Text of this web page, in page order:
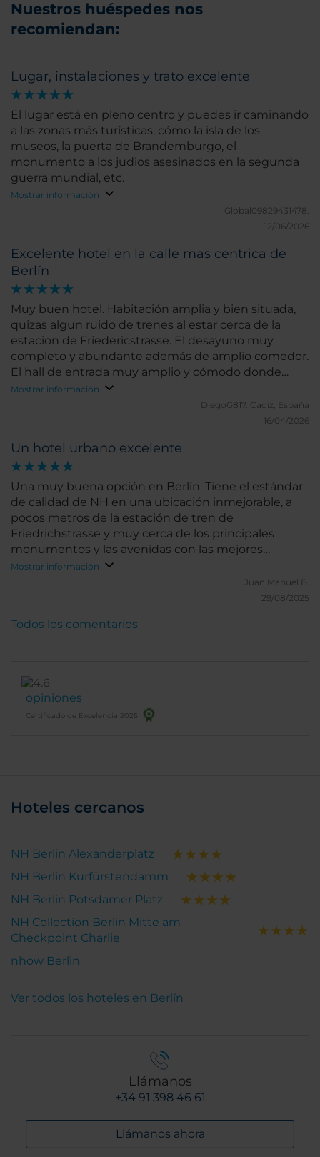
Nuestros huéspedes nos
recomiendan:
Lugar, instalaciones y trato excelente
El lugar está en pleno centro y puedes ir caminando
a las zonas más turísticas, cómo la isla de los
museos, la puerta de Brandemburgo, el
monumento a los judios asesinados en la segunda
guerra mundial, etc.
Mostrar información
Global09829431478.
12/06/2026
Excelente hotel en la calle mas centrica de
Berlín
Muy buen hotel. Habitación amplia y bien situada,
quizas algun ruido de trenes al estar cerca de la
estacion de Friedericstrasse. El desayuno muy
completo y abundante además de amplio comedor.
El hall de entrada muy amplio y cómodo donde
dispones de agua fresca y con limón, chocolates,
Mostrar información
DiegoG817. Cádiz, España
16/04/2026
Un hotel urbano excelente
Una muy buena opción en Berlín. Tiene el estándar
de calidad de NH en una ubicación inmejorable, a
pocos metros de la estación de tren de
Friedrichstrasse y muy cerca de los principales
monumentos y las avenidas con las mejores
tiendas.
Mostrar información
Juan Manuel B.
29/08/2025
opiniones
Certificado de Excelencia 2025
Todos los comentarios
Hoteles cercanos
NH Berlin Alexanderplatz
NH Berlin Kurfürstendamm
NH Berlin Potsdamer Platz
NH Collection Berlin Mitte am
Checkpoint Charlie
nhow Berlin
Ver todos los hoteles en Berlín
Llámanos
+34 91 398 46 61
Llámanos ahora